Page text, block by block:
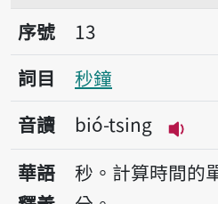
序號13秒鐘
序號
13
詞目
秒鐘
音讀
bió-tsing
播
華語
秒。計算時間的